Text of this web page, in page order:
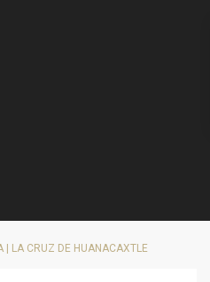
| LA CRUZ DE HUANACAXTLE